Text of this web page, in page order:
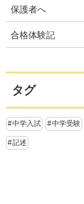
保護者へ
合格体験記
タグ
中学入試 中学受験
記述